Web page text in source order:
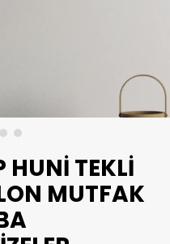
HUNI TEKLI
MUTFAK